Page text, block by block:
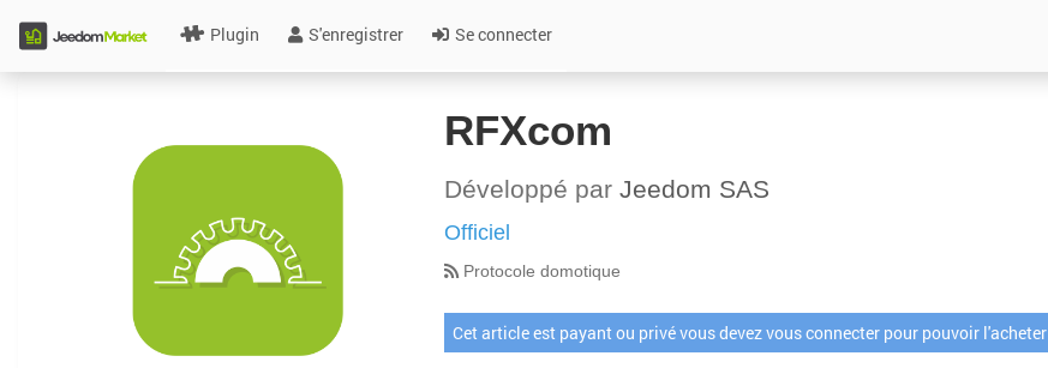
Plugin S'enregistrer Se connecter
RFXcom
Développé par Jeedom SAS
Officiel
Protocole domotique
Cet article est payant ou privé vous devez vous connecter pour pouvoir l'acheter